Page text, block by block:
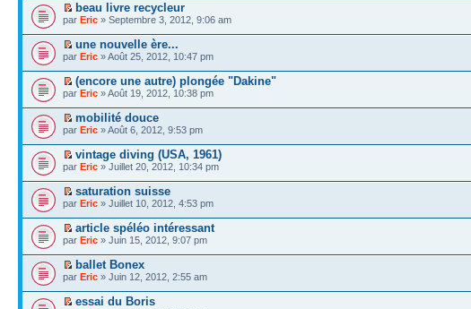
beau livre recycleur
par Eric » Septembre 3, 2012, 9:06 am
une nouvelle ère...
par Eric » Août 25, 2012, 10:47 pm
(encore une autre) plongée "Dakine"
par Eric » Août 19, 2012, 10:38 pm
mobilité douce
par Eric » Août 6, 2012, 9:53 pm
vintage diving (USA, 1961)
par Eric » Juillet 20, 2012, 10:34 pm
saturation suisse
par Eric » Juillet 10, 2012, 4:53 pm
article spéléo intéressant
par Eric » Juin 15, 2012, 9:07 pm
ballet Bonex
par Eric » Juin 12, 2012, 2:55 am
essai du Boris